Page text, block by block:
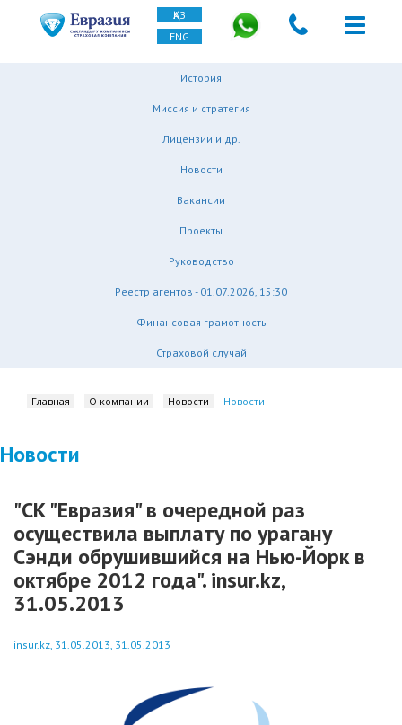
ҚАЗ
ENG
История
Миссия и стратегия
Лицензии и др.
Новости
Вакансии
Проекты
Руководство
Реестр агентов - 01.07.2026, 15:30
Финансовая грамотность
Страховой случай
Главная О компании Новости Новости
Новости
"СК "Евразия" в очередной раз
осуществила выплату по урагану
Сэнди обрушившийся на Нью-Йорк в
октябре 2012 года". insur.kz,
31.05.2013
insur.kz, 31.05.2013, 31.05.2013